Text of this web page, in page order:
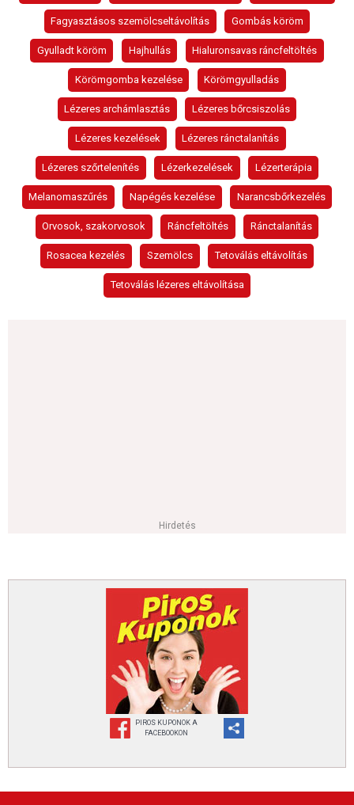
Fagyasztásos szemölcseltávolítás Gombás köröm
Gyulladt köröm Hajhullás Hialuronsavas ráncfeltöltés
Körömgomba kezelése Körömgyulladás
Lézeres archámlasztás Lézeres bőrcsiszolás
Lézeres kezelések Lézeres ránctalanítás
Lézeres szőrtelenítés Lézerkezelések Lézerterápia
Melanomaszűrés Napégés kezelése Narancsbőrkezelés
Orvosok, szakorvosok Ráncfeltöltés Ránctalanítás
Rosacea kezelés Szemölcs Tetoválás eltávolítás
Tetoválás lézeres eltávolítása
Hirdetés
PIROS KUPONOK A
FACEBOOKON